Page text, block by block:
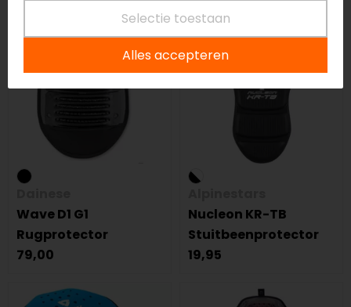
Wave D1 G1
Rugprotector
79,00
Nucleon KR-TB
Stuitbeenprotector
19,95
Selectie toestaan
Alles accepteren